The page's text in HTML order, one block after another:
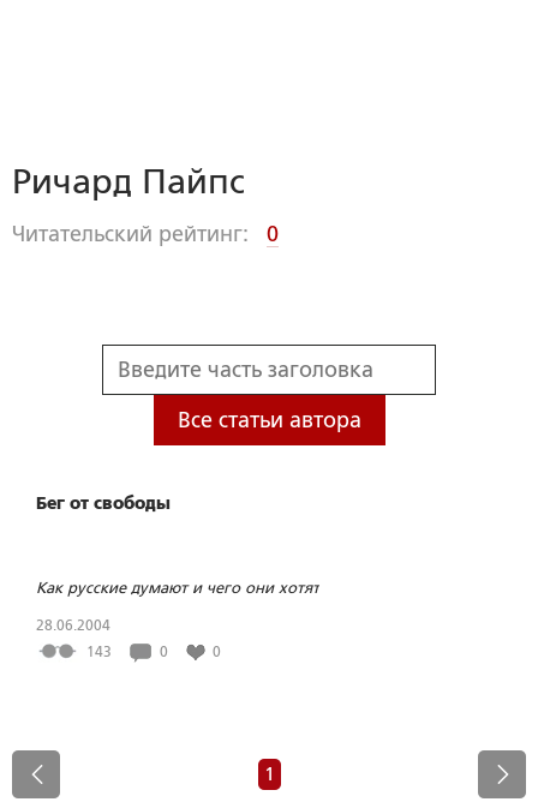
Ричард Пайпс
Читательский рейтинг: 0
Все статьи автора
Бег от свободы
Как русские думают и чего они хотят
28.06.2004
143
0 0
1